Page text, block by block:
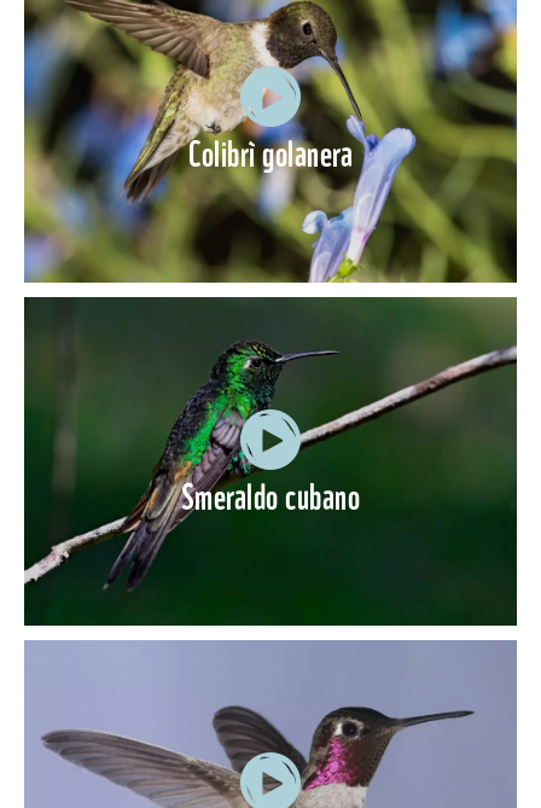
Colibrì golanera
Smeraldo cubano